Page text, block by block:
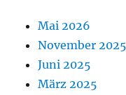
Mai 2026
November 2025
Juni 2025
März 2025